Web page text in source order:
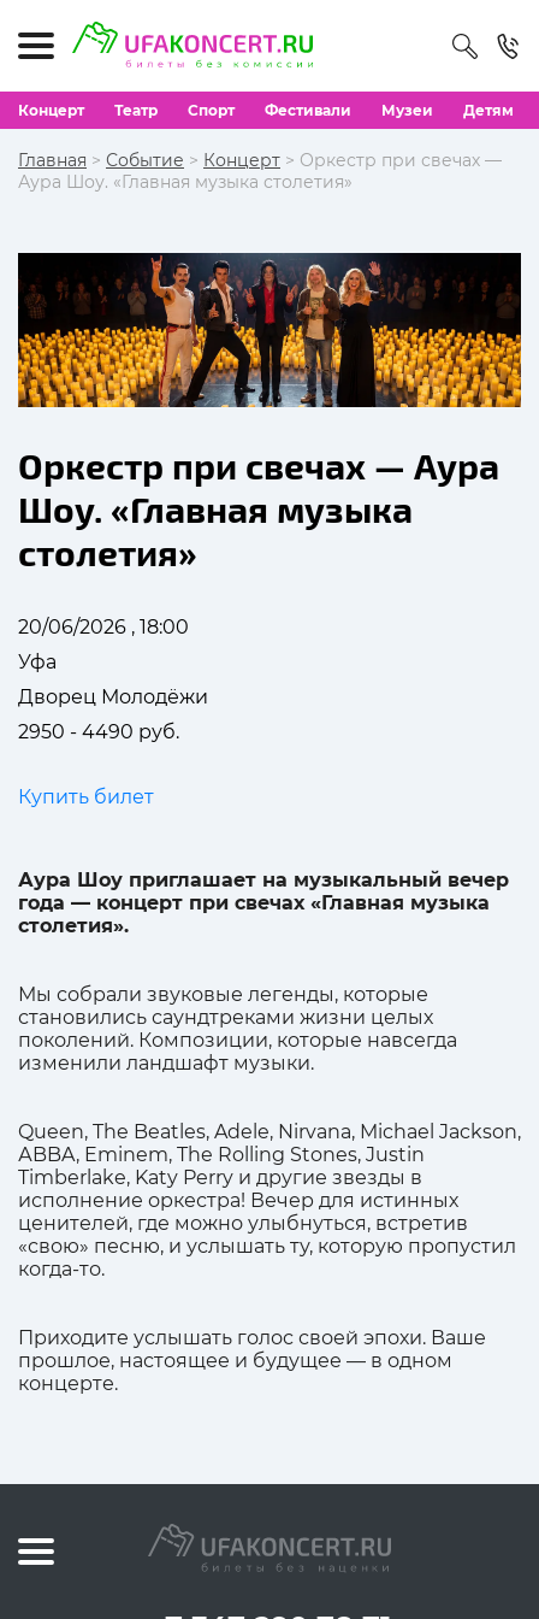
Концерт Театр Спорт Фестивали Музеи Детям
Главная > Событие > Концерт > Оркестр при свечах —
Аура Шоу. «Главная музыка столетия»
Оркестр при свечах — Аура
Шоу. «Главная музыка
столетия»
20/06/2026 , 18:00
Уфа
Дворец Молодёжи
2950 - 4490 руб.
Купить билет
Аура Шоу приглашает на музыкальный вечер
года — концерт при свечах «Главная музыка
столетия».
Мы собрали звуковые легенды, которые
становились саундтреками жизни целых
поколений. Композиции, которые навсегда
изменили ландшафт музыки.
Queen, The Beatles, Adele, Nirvana, Michael Jackson,
АBBA, Eminem, The Rolling Stones, Justin
Timberlake, Katy Perry и другие звезды в
исполнение оркестра! Вечер для истинных
ценителей, где можно улыбнуться, встретив
«свою» песню, и услышать ту, которую пропустил
когда-то.
Приходите услышать голос своей эпохи. Ваше
прошлое, настоящее и будущее — в одном
концерте.